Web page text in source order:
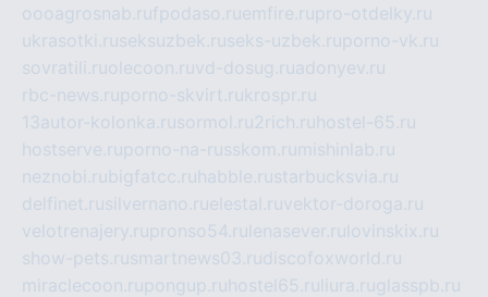
oooagrosnab.rufpodaso.ruemfire.rupro-otdelky.ru
ukrasotki.ruseksuzbek.ruseks-uzbek.ruporno-vk.ru
sovratili.ruolecoon.ruvd-dosug.ruadonyev.ru
rbc-news.ruporno-skvirt.rukrospr.ru
13autor-kolonka.rusormol.ru2rich.ru hostel-65.ru
hostserve.ruporno-na-russkom.ru mishinlab.ru
neznobi.rubigfatcc.ru habble.rustarbucksvia.ru
delfinet.rusilvernano.ruelestal.ruvektor-doroga.ru
velotrenajery.rupronso54.ru lenasever.ru lovinskix.ru
show-pets.rusmartnews03.rudiscofoxworld.ru
miraclecoon.rupongup.ru hostel65.ru liura.ruglasspb.ru